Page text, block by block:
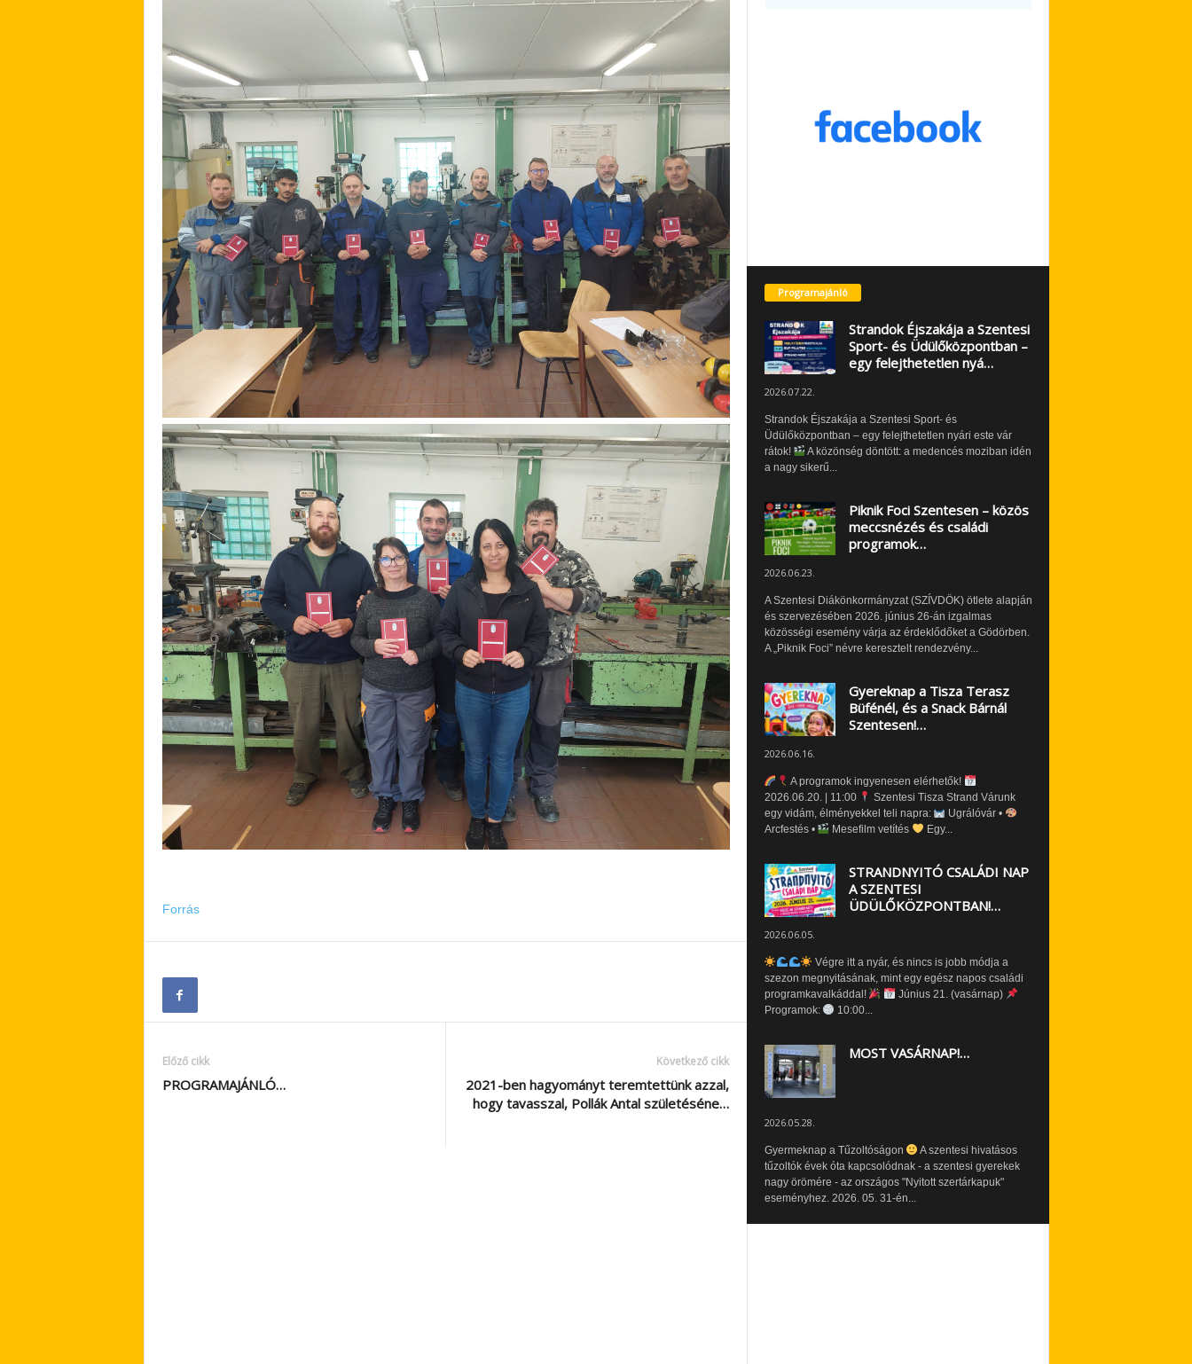
Forrás
Előző cikk
PROGRAMAJÁNLÓ…
Következő cikk
2021-ben hagyományt teremtettünk azzal,
hogy tavasszal, Pollák Antal születéséne…
Programajánló
Strandok Éjszakája a Szentesi
Sport- és Üdülőközpontban –
egy felejthetetlen nyá…
2026.07.22.
Strandok Éjszakája a Szentesi Sport- és
Üdülőközpontban – egy felejthetetlen nyári este vár
rátok!
A közönség döntött: a medencés moziban idén
a nagy sikerű...
Piknik Foci Szentesen – közös
meccsnézés és családi
programok…
2026.06.23.
A Szentesi Diákönkormányzat (SZÍVDÖK) ötlete alapján
és szervezésében 2026. június 26-án izgalmas
közösségi esemény várja az érdeklődőket a Gödörben.
A „Piknik Foci” névre keresztelt rendezvény...
Gyereknap a Tisza Terasz
Büfénél, és a Snack Bárnál
Szentesen!…
2026.06.16.
A programok ingyenesen elérhetők!
2026.06.20. | 11:00
Szentesi Tisza Strand Várunk
egy vidám, élményekkel teli napra:
Ugrálóvár •
Arcfestés •
Mesefilm vetítés Egy...
STRANDNYITÓ CSALÁDI NAP
A SZENTESI
ÜDÜLŐKÖZPONTBAN!…
2026.06.05.
Végre itt a nyár, és nincs is jobb módja a
szezon megnyitásának, mint egy egész napos családi
programkavalkáddal!
Június 21. (vasárnap)
Programok:
10:00...
MOST VASÁRNAP!…
2026.05.28.
Gyermeknap a Tűzoltóságon
A szentesi hivatásos
tűzoltók évek óta kapcsolódnak - a szentesi gyerekek
nagy örömére - az országos "Nyitott szertárkapuk"
eseményhez. 2026. 05. 31-én...